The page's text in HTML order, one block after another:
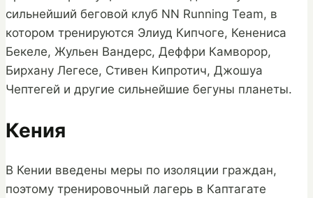
сильнейший беговой клуб NN Running Team, в
котором тренируются Элиуд Кипчоге, Кенениса
Бекеле, Жульен Вандерс, Деффри Камворор,
Бирхану Легесе, Стивен Кипротич, Джошуа
Чептегей и другие сильнейшие бегуны планеты.
Кения
В Кении введены меры по изоляции граждан,
поэтому тренировочный лагерь в Каптагате